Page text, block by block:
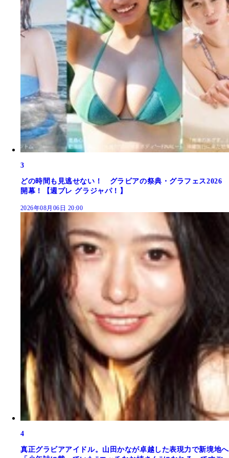
3
どの時間も見逃せない！ グラビアの祭典・グラフェス2026
開幕！【週プレ グラジャパ！】
2026年08月06日 20:00
4
真正グラビアアイドル。山田かなが卓越した表現力で新境地へ